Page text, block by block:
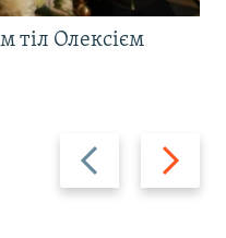
Назад Вперед
тіл Олексієм